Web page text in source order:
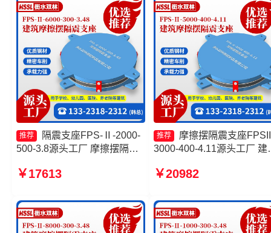
推荐
隔震支座FPS-Ⅱ-2000-
500-3.8源头工厂 摩擦摆隔震
产厂家 摩擦摆隔震支座FPSII-
摆隔震支座FPSII-9000-400-
4.11厂家
￥17613
推荐
摩擦摆隔震支座
3000-400-4.11源头工厂 建
摩擦摆隔震支座价格 隔震
￥20982